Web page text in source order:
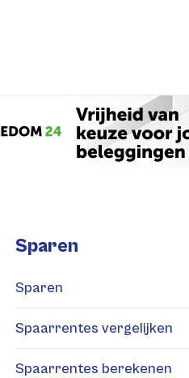
Sparen
Sparen
Spaarrentes vergelijken
Spaarrentes berekenen